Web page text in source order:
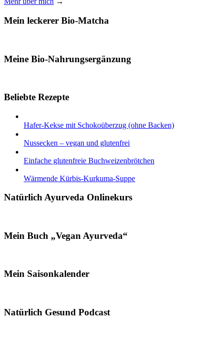
Mein leckerer Bio-Matcha
Meine Bio-Nahrungsergänzung
Beliebte Rezepte
Hafer-Kekse mit Schokoüberzug (ohne Backen)
Nussecken – vegan und glutenfrei
Einfache glutenfreie Buchweizenbrötchen
Wärmende Kürbis-Kurkuma-Suppe
Natürlich Ayurveda Onlinekurs
Mein Buch „Vegan Ayurveda“
Mein Saisonkalender
Natürlich Gesund Podcast